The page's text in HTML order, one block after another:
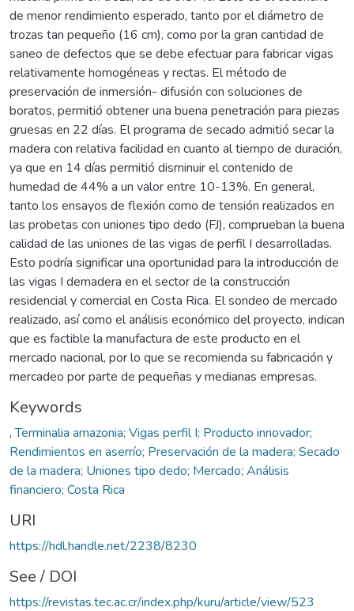
de menor rendimiento esperado, tanto por el diámetro de
trozas tan pequeño (16 cm), como por la gran cantidad de
saneo de defectos que se debe efectuar para fabricar vigas
relativamente homogéneas y rectas. El método de
preservación de inmersión- difusión con soluciones de
boratos, permitió obtener una buena penetración para piezas
gruesas en 22 días. El programa de secado admitió secar la
madera con relativa facilidad en cuanto al tiempo de duración,
ya que en 14 días permitió disminuir el contenido de
humedad de 44% a un valor entre 10-13%. En general,
tanto los ensayos de flexión como de tensión realizados en
las probetas con uniones tipo dedo (FJ), comprueban la buena
calidad de las uniones de las vigas de perfil I desarrolladas.
Esto podría significar una oportunidad para la introducción de
las vigas I demadera en el sector de la construcción
residencial y comercial en Costa Rica. El sondeo de mercado
realizado, así como el análisis económico del proyecto, indican
que es factible la manufactura de este producto en el
mercado nacional, por lo que se recomienda su fabricación y
mercadeo por parte de pequeñas y medianas empresas.
Keywords
,Terminalia amazonia; Vigas perfil I; Producto innovador;
Rendimientos en aserrío; Preservación de la madera; Secado
de la madera; Uniones tipo dedo; Mercado; Análisis
financiero; Costa Rica
URI
https://hdl.handle.net/2238/8230
See / DOI
https://revistas.tec.ac.cr/index.php/kuru/article/view/523